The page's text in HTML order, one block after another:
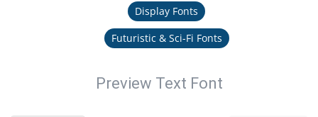
Display Fonts
Futuristic & Sci-Fi Fonts
Preview Text Font